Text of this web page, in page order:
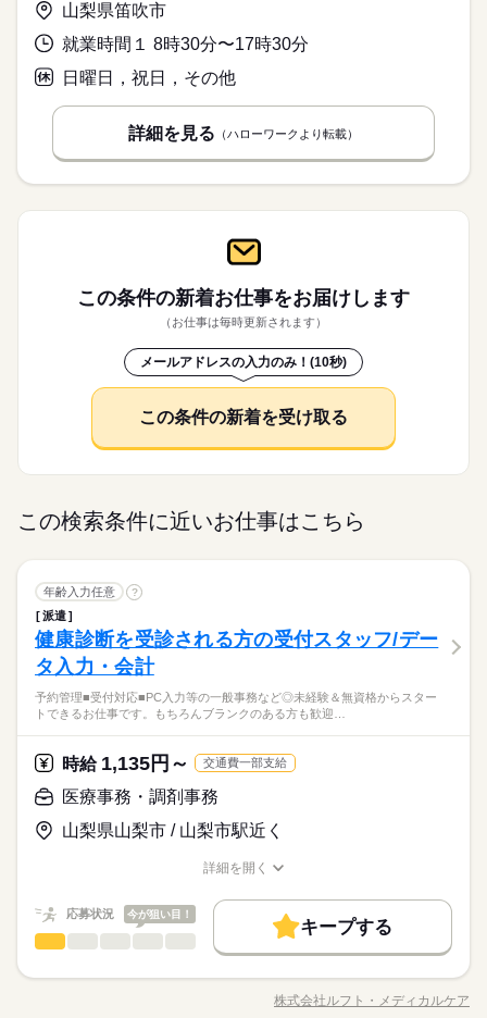
山梨県笛吹市
就業時間１ 8時30分〜17時30分
日曜日，祝日，その他
詳細を見る （ハローワークより転載）
この条件の新着お仕事をお届けします
（お仕事は毎時更新されます）
メールアドレスの入力のみ！(10秒)
この条件の新着を受け取る
この検索条件に近いお仕事はこちら
年齢入力任意 ?
派遣
健康診断を受診される方の受付スタッフ/デー
タ入力・会計
予約管理■受付対応■PC入力等の一般事務など◎未経験＆無資格からスター
トできるお仕事です。もちろんブランクのある方も歓迎…
時給 1,135円～ 交通費一部支給
医療事務・調剤事務
山梨県山梨市 / 山梨市駅近く
業界 医療・介護・福祉関連
職種 医療事務・調剤事務
など ◎未経験＆無資格からスタートできるお仕事です。もちろ
んブランクのある方も歓迎です♪ ◎入職前にしっかりと具体的な
詳細を開く
応募状況 今が狙い目！
キープする
職種/応募資格 給与/時間/休日
株式会社ルフト・メディカルケア